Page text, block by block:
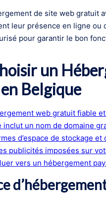
de site web gratuit
leur présence en ligne
pour garantir le bon
un
Belgique
web gratuit fiable
un nom de domaine
d’espace de stockage
publicités imposées sur
vers un hébergement